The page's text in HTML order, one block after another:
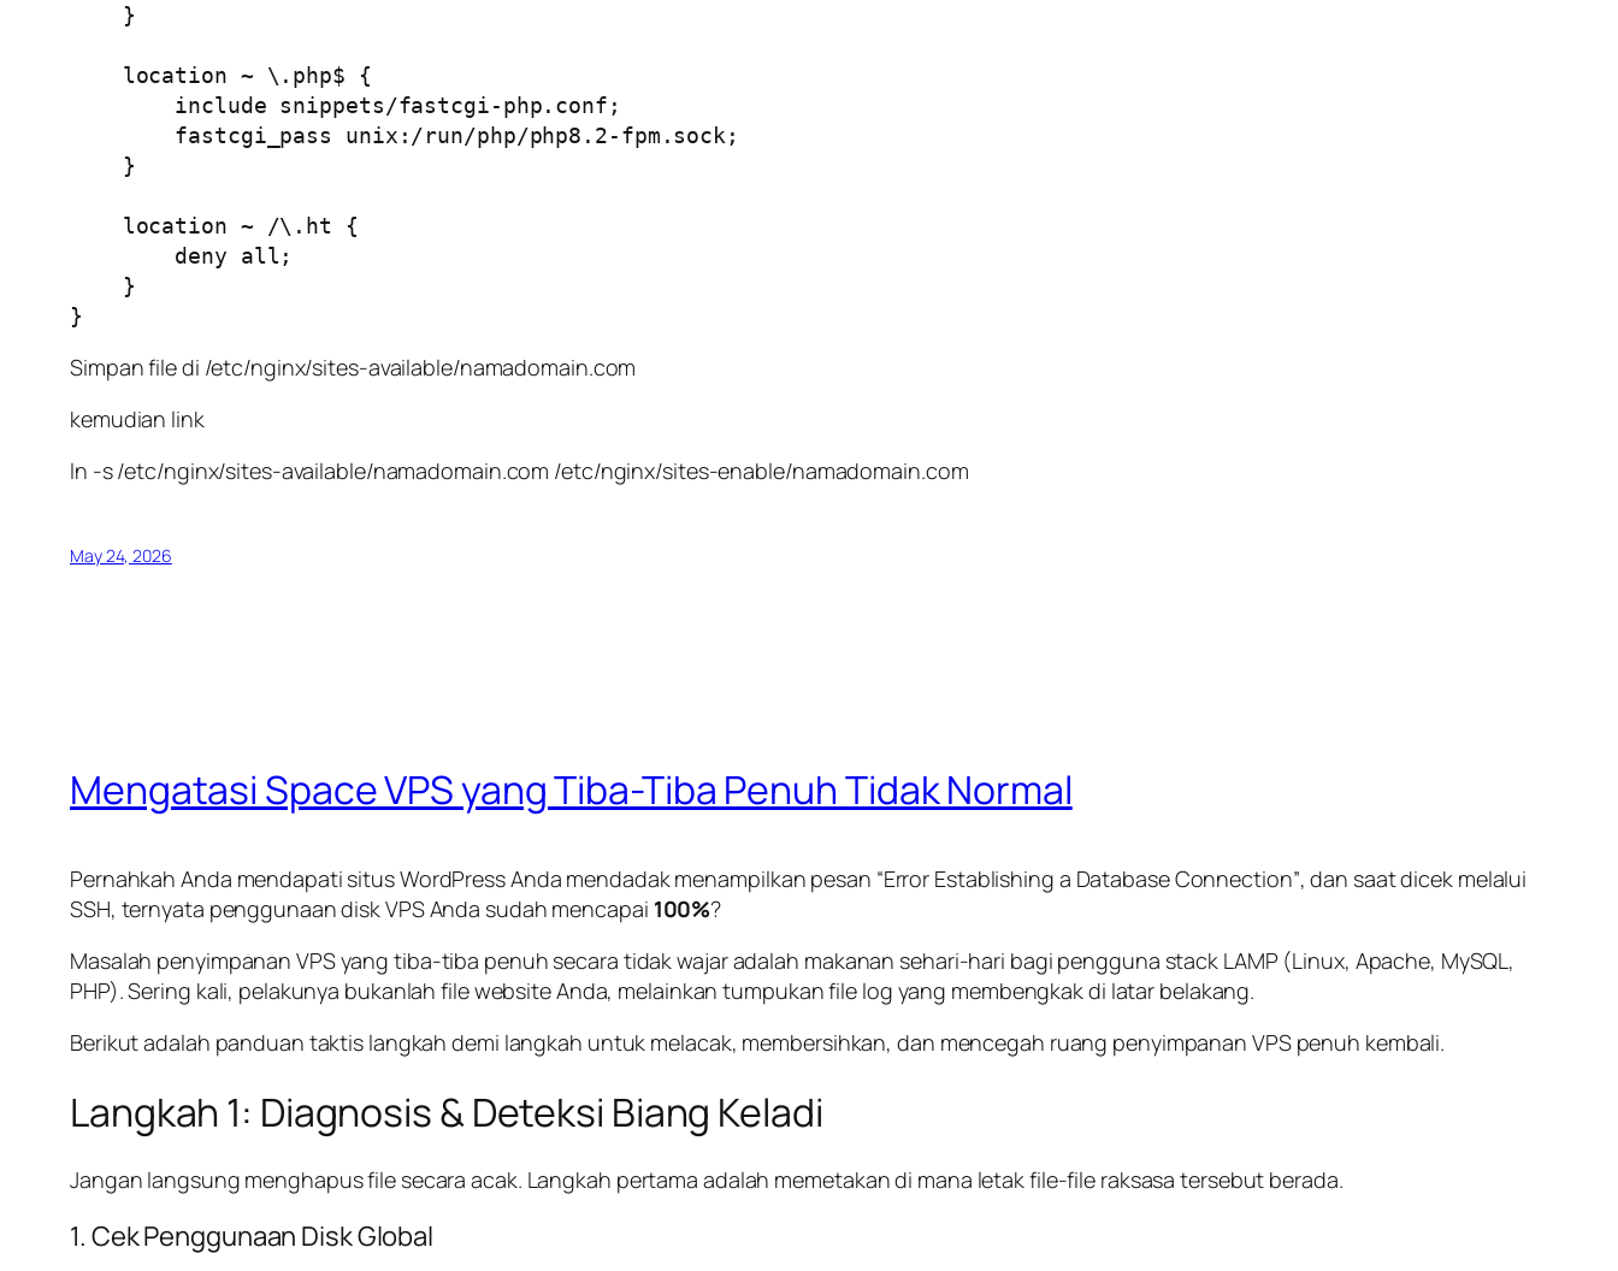
}
Simpan file di /etc/nginx/sites-available/namadomain.com
kemudian link
ln -s /etc/nginx/sites-available/namadomain.com /etc/nginx/sites-enable/namadomain.com
May 24, 2026
Mengatasi Space VPS yang Tiba-Tiba Penuh Tidak Normal
Pernahkah Anda mendapati situs WordPress Anda mendadak menampilkan pesan “Error Establishing a Database Connection”, dan saat dicek melalui
SSH, ternyata penggunaan disk VPS Anda sudah mencapai 100%?
Masalah penyimpanan VPS yang tiba-tiba penuh secara tidak wajar adalah makanan sehari-hari bagi pengguna stack LAMP (Linux, Apache, MySQL,
PHP). Sering kali, pelakunya bukanlah file website Anda, melainkan tumpukan file log yang membengkak di latar belakang.
Berikut adalah panduan taktis langkah demi langkah untuk melacak, membersihkan, dan mencegah ruang penyimpanan VPS penuh kembali.
Langkah 1: Diagnosis & Deteksi Biang Keladi
Jangan langsung menghapus file secara acak. Langkah pertama adalah memetakan di mana letak file-file raksasa tersebut berada.
1. Cek Penggunaan Disk Global